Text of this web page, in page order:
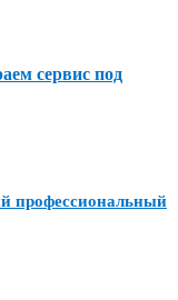
сервис под
профессиональный